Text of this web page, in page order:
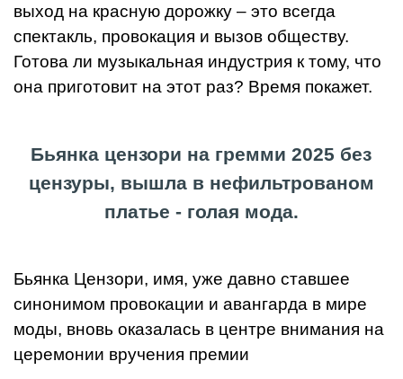
выход на красную дорожку – это всегда
спектакль, провокация и вызов обществу.
Готова ли музыкальная индустрия к тому, что
она приготовит на этот раз? Время покажет.
Бьянка цензори на гремми 2025 без
цензуры, вышла в нефильтрованом
платье - голая мода.
Бьянка Цензори, имя, уже давно ставшее
синонимом провокации и авангарда в мире
моды, вновь оказалась в центре внимания на
церемонии вручения премии